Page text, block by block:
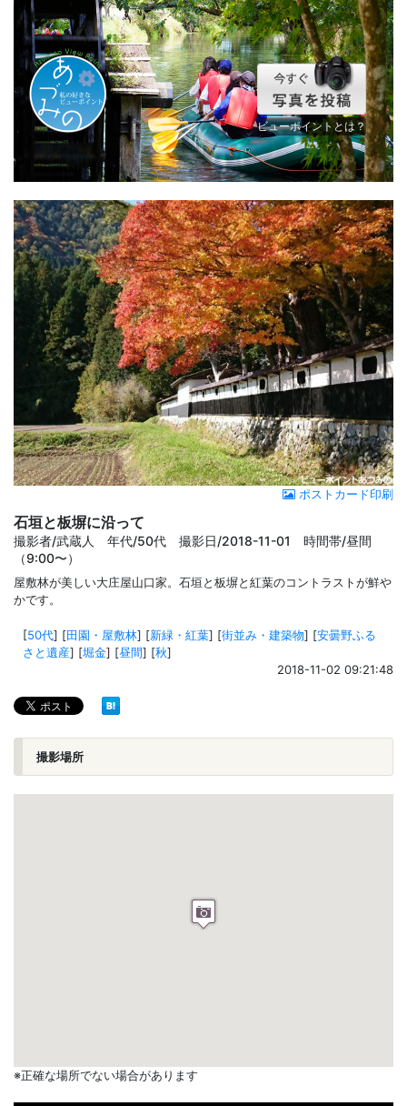
ビューポイントとは？
ポストカード印刷
石垣と板塀に沿って
撮影者/武蔵人 年代/50代 撮影日/2018-11-01 時間帯/昼間
（9:00〜）
屋敷林が美しい大庄屋山口家。石垣と板塀と紅葉のコントラストが鮮や
かです。
[50代] [田園・屋敷林] [新緑・紅葉] [街並み・建築物] [安曇野ふる
さと遺産] [堀金] [昼間] [秋]
2018-11-02 09:21:48
撮影場所
※正確な場所でない場合があります